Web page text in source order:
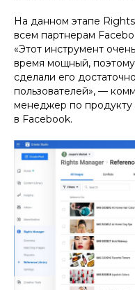
На данном этапе
всем партнерам
«Этот инструмент
время мощный,
сделали его
пользователей», —
менеджер по продукту
в Facebook.